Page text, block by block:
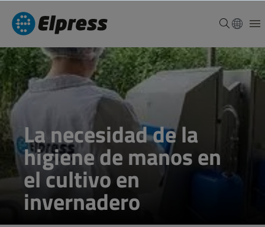
La necesidad de la
higiene de manos en
el cultivo en
invernadero